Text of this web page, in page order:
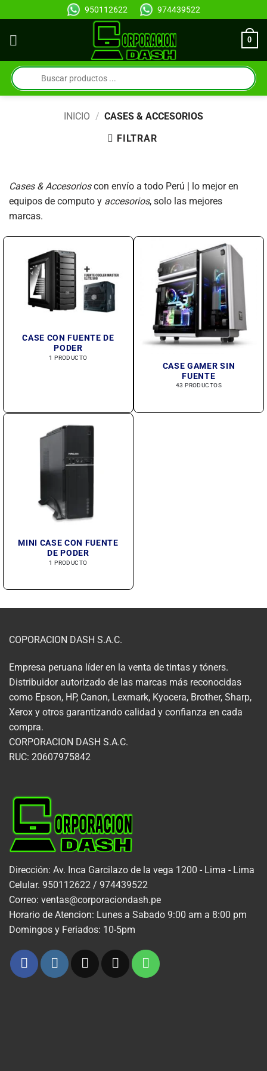
al
contenido
950112622 974439522
0
Búsqueda
de
productos
INICIO / CASES & ACCESORIOS
FILTRAR
Cases & Accesorioscon envío a todo Perú | lo mejor en
equipos de computo y accesorios, solo las mejores
marcas.
CASE CON FUENTE DE
PODER
1 PRODUCTO
CASE GAMER SIN
FUENTE
43 PRODUCTOS
MINI CASE CON FUENTE
DE PODER
1 PRODUCTO
COPORACION DASH S.A.C.
Empresa peruana líder en la venta de tintas y tóners.
Distribuidor autorizado de las marcas más reconocidas
como Epson, HP, Canon, Lexmark, Kyocera, Brother, Sharp,
Xerox y otros garantizando calidad y confianza en cada
compra.
CORPORACION DASH S.A.C.
RUC: 20607975842
Dirección: Av. Inca Garcilazo de la vega 1200 - Lima - Lima
Celular. 950112622 / 974439522
Correo: ventas@corporaciondash.pe
Horario de Atencion: Lunes a Sabado 9:00 am a 8:00 pm
Domingos y Feriados: 10-5pm